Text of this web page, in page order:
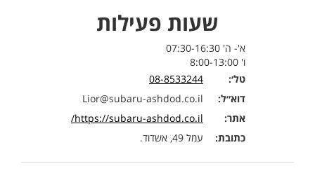
שעות פעילות
א'- ה' 07:30-16:30
ו' 8:00-13:00
טל׳:
08-8533244
דוא״ל:
Lior@subaru-ashdod.co.il
אתר:
https://subaru-ashdod.co.il/
כתובת:
עמל 49, אשדוד.